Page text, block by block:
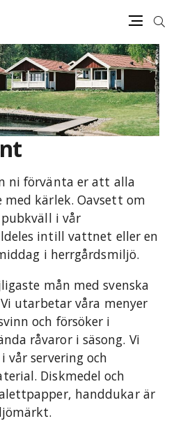
Sök
ni förvänta er att alla
kärlek. Oavsett om
i vår
intill vattnet eller en
i herrgårdsmiljö.
mån med svenska
utarbetar våra menyer
och försöker i
råvaror i säsong. Vi
servering och
Diskmedel och
handdukar är